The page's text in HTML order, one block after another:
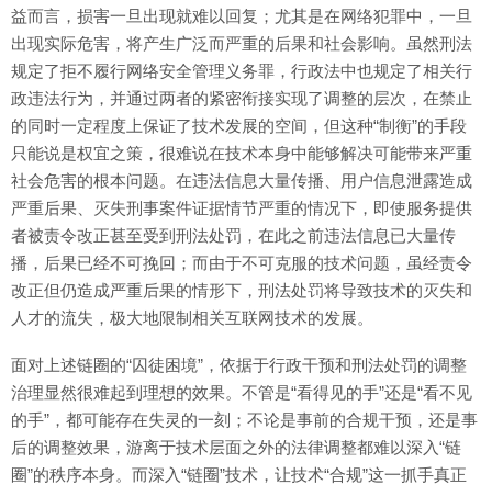
益而言，损害一旦出现就难以回复；尤其是在网络犯罪中，一旦
出现实际危害，将产生广泛而严重的后果和社会影响。虽然刑法
规定了拒不履行网络安全管理义务罪，行政法中也规定了相关行
政违法行为，并通过两者的紧密衔接实现了调整的层次，在禁止
的同时一定程度上保证了技术发展的空间，但这种“制衡”的手段
只能说是权宜之策，很难说在技术本身中能够解决可能带来严重
社会危害的根本问题。在违法信息大量传播、用户信息泄露造成
严重后果、灭失刑事案件证据情节严重的情况下，即使服务提供
者被责令改正甚至受到刑法处罚，在此之前违法信息已大量传
播，后果已经不可挽回；而由于不可克服的技术问题，虽经责令
改正但仍造成严重后果的情形下，刑法处罚将导致技术的灭失和
人才的流失，极大地限制相关互联网技术的发展。
面对上述链圈的“囚徒困境”，依据于行政干预和刑法处罚的调整
治理显然很难起到理想的效果。不管是“看得见的手”还是“看不见
的手”，都可能存在失灵的一刻；不论是事前的合规干预，还是事
后的调整效果，游离于技术层面之外的法律调整都难以深入“链
圈”的秩序本身。而深入“链圈”技术，让技术“合规”这一抓手真正